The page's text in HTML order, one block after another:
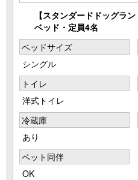
【スタンダードドッグラ
ベッド・定員4名
ベッドサイズ
シングル
トイレ
洋式トイレ
冷蔵庫
あり
ペット同伴
OK